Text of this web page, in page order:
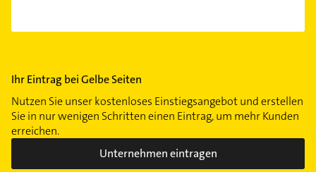
Ihr Eintrag bei Gelbe Seiten
Nutzen Sie unser kostenloses Einstiegsangebot und erstellen
Sie in nur wenigen Schritten einen Eintrag, um mehr Kunden
erreichen.
Unternehmen eintragen